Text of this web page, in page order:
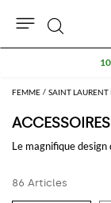
FEMME SAINT LAURENT
Le magnifique design
ligne et créez
86 Articles